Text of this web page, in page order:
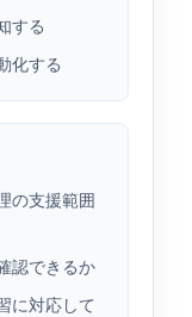
する
化する
の支援範囲
認できるか
に対応して